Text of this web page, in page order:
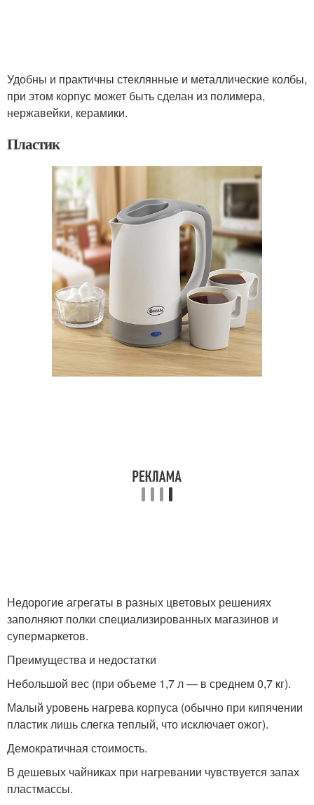
Удобны и практичны стеклянные и металлические колбы,
при этом корпус может быть сделан из полимера,
нержавейки, керамики.
Пластик
Недорогие агрегаты в разных цветовых решениях
заполняют полки специализированных магазинов и
супермаркетов.
Преимущества и недостатки
Небольшой вес (при объеме 1,7 л — в среднем 0,7 кг).
Малый уровень нагрева корпуса (обычно при кипячении
пластик лишь слегка теплый, что исключает ожог).
Демократичная стоимость.
В дешевых чайниках при нагревании чувствуется запах
пластмассы.